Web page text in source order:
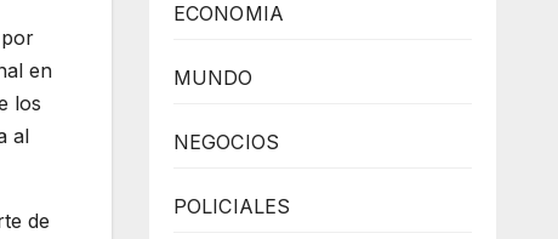
en
los
al
de
ECONOMIA
MUNDO
NEGOCIOS
POLICIALES